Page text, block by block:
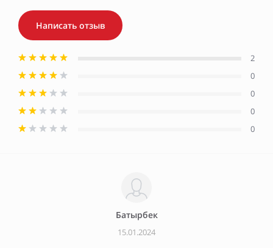
Написать отзыв
2
0
0
0
0
Батырбек
15.01.2024